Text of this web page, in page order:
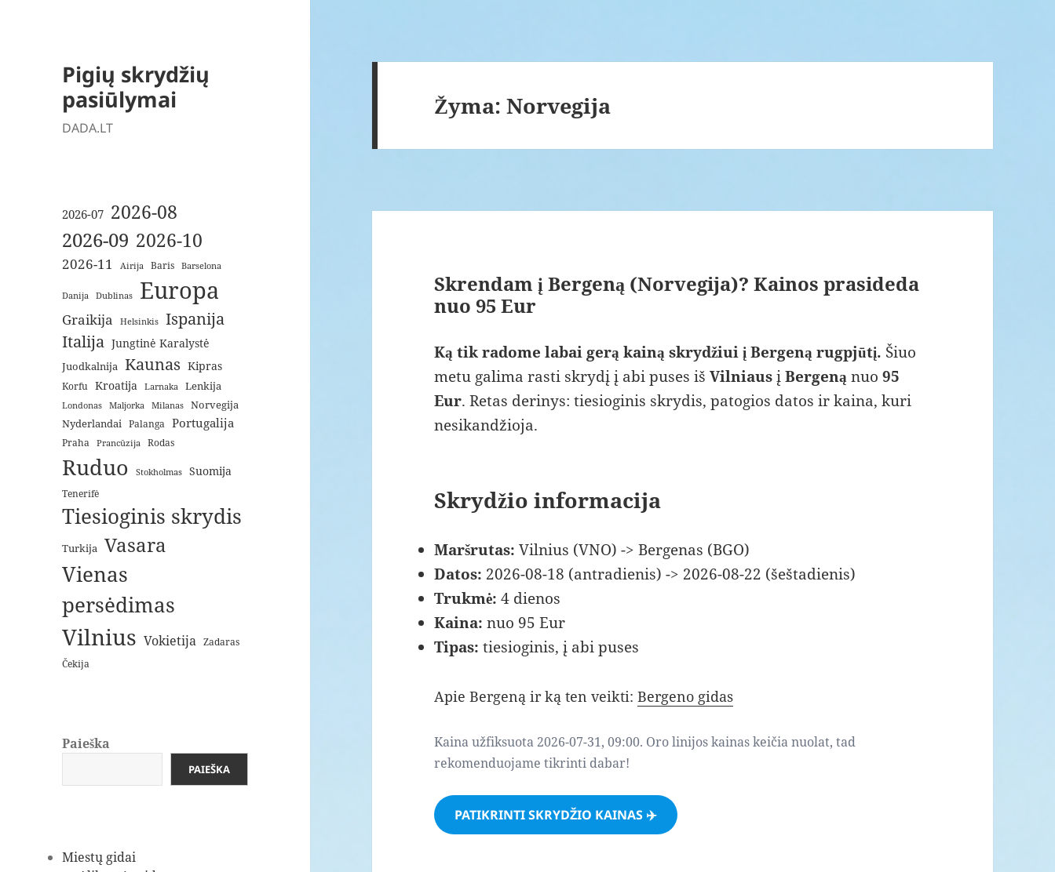
Pigių skrydžių
pasiūlymai
DADA.LT
2026-07 2026-08
2026-09 2026-10
2026-11 Airija Baris Barselona
Danija Dublinas Europa
Graikija Helsinkis
Ispanija
Italija Jungtinė Karalystė
Juodkalnija Kaunas Kipras
Korfu Kroatija Larnaka Lenkija
Londonas Maljorka Milanas
Norvegija
Nyderlandai Palanga Portugalija
Praha Prancūzija Rodas
Ruduo Stokholmas Suomija
Tenerifė
Tiesioginis skrydis
Turkija Vasara
Vienas
persėdimas
Vilnius Vokietija Zadaras
Čekija
Paieška
PAIEŠKA
Miestų gidai
Žyma:Norvegija
Skrendam į Bergeną (Norvegija)? Kainos prasideda
nuo 95 Eur
Ką tik radome labai gerą kainą skrydžiui į Bergeną rugpjūtį. Šiuo
metu galima rasti skrydį į abi puses išVilniausįBergenąnuo95
Eur. Retas derinys: tiesioginis skrydis, patogios datos ir kaina, kuri
nesikandžioja.
Skrydžio informacija
Maršrutas: Vilnius (VNO) -> Bergenas (BGO)
Datos: 2026-08-18 (antradienis) -> 2026-08-22 (šeštadienis)
Trukmė: 4 dienos
Kaina: nuo 95 Eur
Tipas: tiesioginis, į abi puses
Apie Bergeną ir ką ten veikti:Bergeno gidas
Kaina užfiksuota 2026-07-31, 09:00. Oro linijos kainas keičia nuolat, tad
rekomenduojame tikrinti dabar!
PATIKRINTI SKRYDŽIO KAINAS ✈️